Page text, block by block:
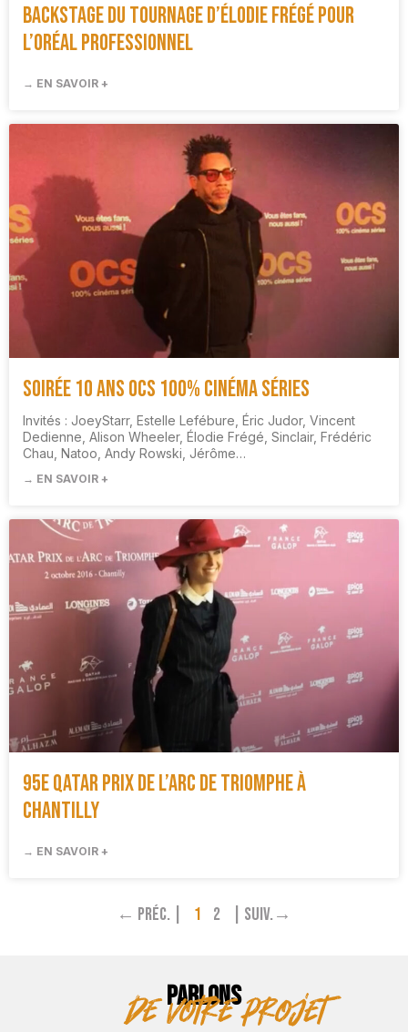
Backstage du tournage d’Élodie Frégé pour
L’Oréal Professionnel
→ EN SAVOIR +
Soirée 10 ans OCS 100% Cinéma Séries
Invités : JoeyStarr, Estelle Lefébure, Éric Judor, Vincent
Dedienne, Alison Wheeler, Élodie Frégé, Sinclair, Frédéric
Chau, Natoo, Andy Rowski, Jérôme…
→ EN SAVOIR +
95e Qatar Prix de l’Arc de Triomphe à
Chantilly
→ EN SAVOIR +
← Préc. | 1 2 | Suiv.→
PARLONS
de votre projet